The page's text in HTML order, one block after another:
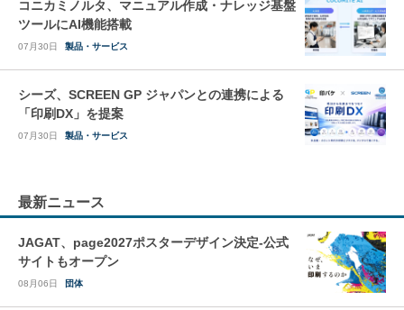
コニカミノルタ、マニュアル作成・ナレッジ基盤
ツールにAI機能搭載
07月30日 製品・サービス
シーズ、SCREEN GP ジャパンとの連携による
「印刷DX」を提案
07月30日 製品・サービス
最新ニュース
JAGAT、page2027ポスターデザイン決定-公式
サイトもオープン
08月06日 団体